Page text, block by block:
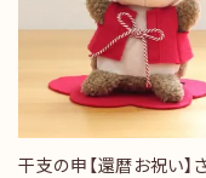
干支の申【還暦お祝い】